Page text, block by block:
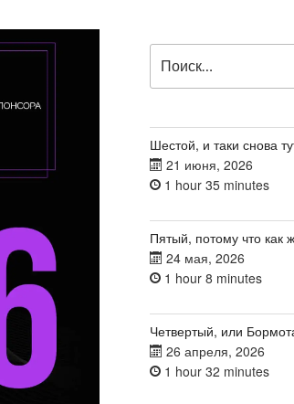
Шестой, и таки снова
21 июня, 2026
1 hour 35 minutes
Пятый, потому что как
24 мая, 2026
1 hour 8 minutes
Четвертый, или
26 апреля, 2026
1 hour 32 minutes